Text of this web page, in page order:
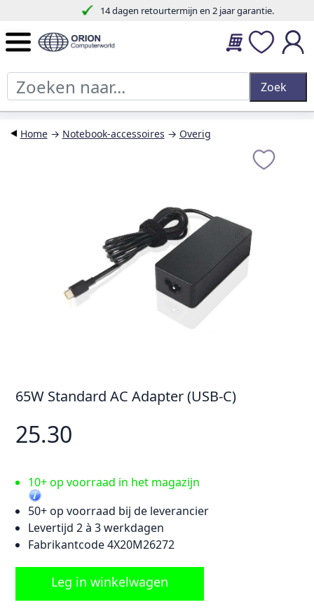
14 dagen retourtermijn en 2 jaar garantie.
Home→ Notebook-accessoires → Overig
65W Standard AC Adapter (USB-C)
25.30
10+ op voorraad in het magazijn
50+ op voorraad bij de leverancier
Levertijd 2 à 3 werkdagen
Fabrikantcode 4X20M26272
Leg in winkelwagen